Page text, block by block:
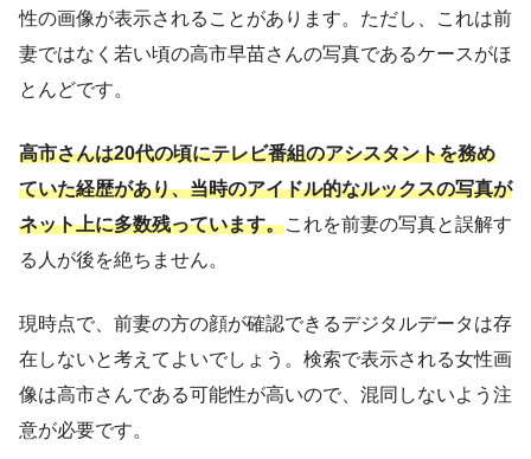
性の画像が表示されることがあります。ただし、これは前
妻ではなく若い頃の高市早苗さんの写真であるケースがほ
とんどです。
高市さんは20代の頃にテレビ番組のアシスタントを務め
ていた経歴があり、当時のアイドル的なルックスの写真が
ネット上に多数残っています。これを前妻の写真と誤解す
る人が後を絶ちません。
現時点で、前妻の方の顔が確認できるデジタルデータは存
在しないと考えてよいでしょう。検索で表示される女性画
像は高市さんである可能性が高いので、混同しないよう注
意が必要です。